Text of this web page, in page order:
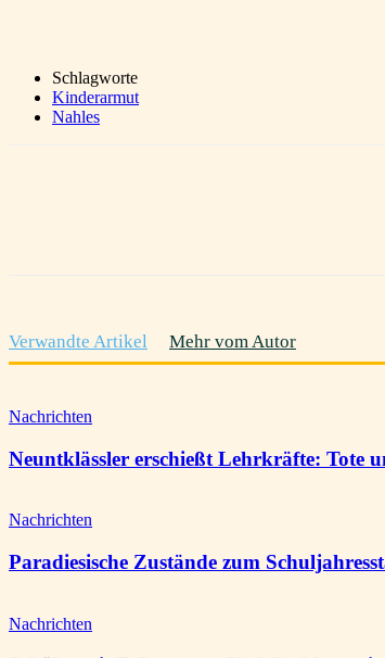
Schlagworte
Kinderarmut
Nahles
Verwandte Artikel Mehr vom Autor
Nachrichten
Neuntklässler erschießt Lehrkräfte: Tote
Nachrichten
Paradiesische Zustände zum
Nachrichten